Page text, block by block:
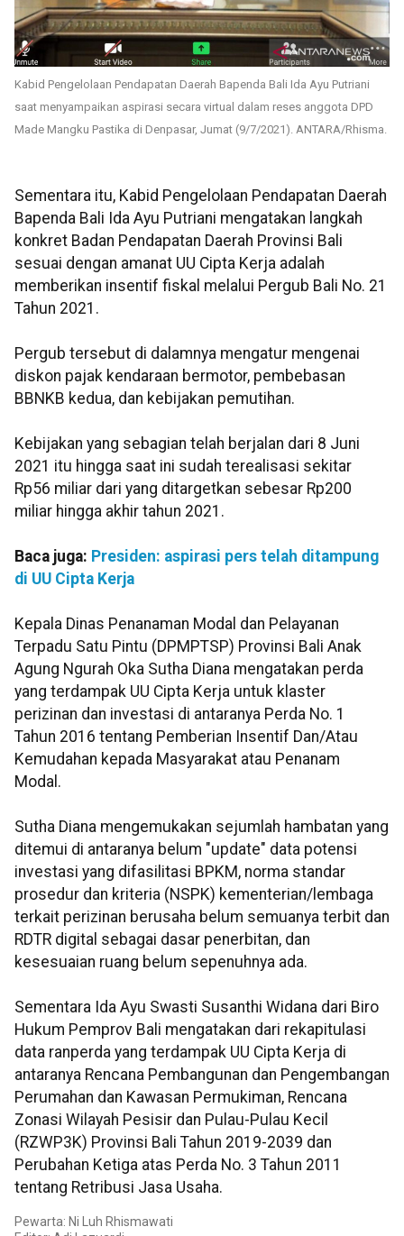
Kabid Pengelolaan Pendapatan Daerah Bapenda Bali Ida Ayu Putriani
saat menyampaikan aspirasi secara virtual dalam reses anggota DPD
Made Mangku Pastika di Denpasar, Jumat (9/7/2021). ANTARA/Rhisma.
Sementara itu, Kabid Pengelolaan Pendapatan Daerah
Bapenda Bali Ida Ayu Putriani mengatakan langkah
konkret Badan Pendapatan Daerah Provinsi Bali
sesuai dengan amanat UU Cipta Kerja adalah
memberikan insentif fiskal melalui Pergub Bali No. 21
Tahun 2021.
Pergub tersebut di dalamnya mengatur mengenai
diskon pajak kendaraan bermotor, pembebasan
BBNKB kedua, dan kebijakan pemutihan.
Kebijakan yang sebagian telah berjalan dari 8 Juni
2021 itu hingga saat ini sudah terealisasi sekitar
Rp56 miliar dari yang ditargetkan sebesar Rp200
miliar hingga akhir tahun 2021.
Baca juga: Presiden: aspirasi pers telah ditampung
di UU Cipta Kerja
Kepala Dinas Penanaman Modal dan Pelayanan
Terpadu Satu Pintu (DPMPTSP) Provinsi Bali Anak
Agung Ngurah Oka Sutha Diana mengatakan perda
yang terdampak UU Cipta Kerja untuk klaster
perizinan dan investasi di antaranya Perda No. 1
Tahun 2016 tentang Pemberian Insentif Dan/Atau
Kemudahan kepada Masyarakat atau Penanam
Modal.
Sutha Diana mengemukakan sejumlah hambatan yang
ditemui di antaranya belum "update" data potensi
investasi yang difasilitasi BPKM, norma standar
prosedur dan kriteria (NSPK) kementerian/lembaga
terkait perizinan berusaha belum semuanya terbit dan
RDTR digital sebagai dasar penerbitan, dan
kesesuaian ruang belum sepenuhnya ada.
Sementara Ida Ayu Swasti Susanthi Widana dari Biro
Hukum Pemprov Bali mengatakan dari rekapitulasi
data ranperda yang terdampak UU Cipta Kerja di
antaranya Rencana Pembangunan dan Pengembangan
Perumahan dan Kawasan Permukiman, Rencana
Zonasi Wilayah Pesisir dan Pulau-Pulau Kecil
(RZWP3K) Provinsi Bali Tahun 2019-2039 dan
Perubahan Ketiga atas Perda No. 3 Tahun 2011
tentang Retribusi Jasa Usaha.
Pewarta: Ni Luh Rhismawati